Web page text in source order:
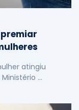
atingiu
…